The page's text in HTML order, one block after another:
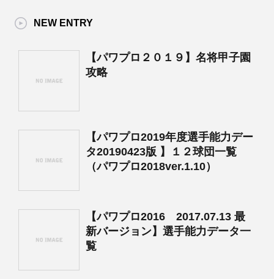
NEW ENTRY
【パワプロ２０１９】名将甲子園
攻略
【パワプロ2019年度選手能力デー
タ20190423版 】１２球団一覧
（パワプロ2018ver.1.10）
【パワプロ2016 2017.07.13 最
新バージョン】選手能力データ一
覧